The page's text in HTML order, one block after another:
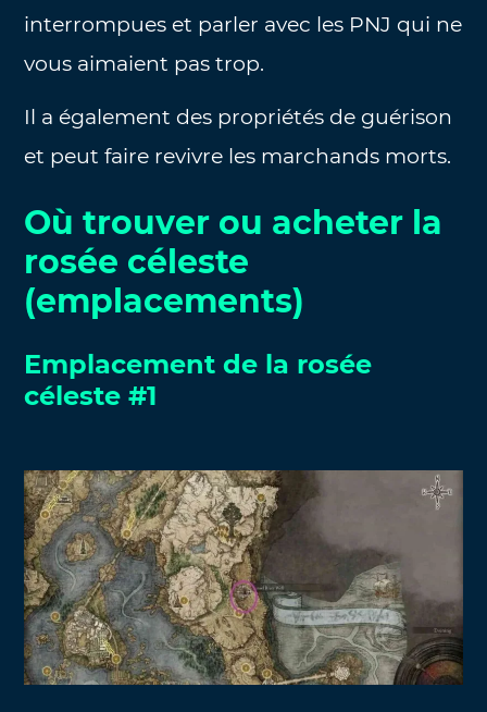
interrompues et parler avec les PNJ qui ne
vous aimaient pas trop.
Il a également des propriétés de guérison
et peut faire revivre les marchands morts.
Où trouver ou acheter la
rosée céleste
(emplacements)
Emplacement de la rosée
céleste #1